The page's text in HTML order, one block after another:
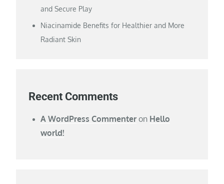
and Secure Play
Niacinamide Benefits for Healthier and More
Radiant Skin
Recent Comments
A WordPress Commenter on Hello
world!